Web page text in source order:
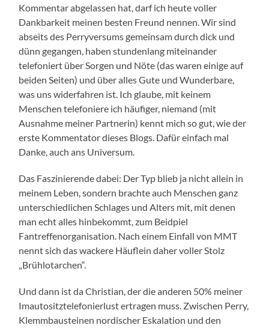
Kommentar abgelassen hat, darf ich heute voller
Dankbarkeit meinen besten Freund nennen. Wir sind
abseits des Perryversums gemeinsam durch dick und
dünn gegangen, haben stundenlang miteinander
telefoniert über Sorgen und Nöte (das waren einige auf
beiden Seiten) und über alles Gute und Wunderbare,
was uns widerfahren ist. Ich glaube, mit keinem
Menschen telefoniere ich häufiger, niemand (mit
Ausnahme meiner Partnerin) kennt mich so gut, wie der
erste Kommentator dieses Blogs. Dafür einfach mal
Danke, auch ans Universum.
Das Faszinierende dabei: Der Typ blieb ja nicht allein in
meinem Leben, sondern brachte auch Menschen ganz
unterschiedlichen Schlages und Alters mit, mit denen
man echt alles hinbekommt, zum Beidpiel
Fantreffenorganisation. Nach einem Einfall von MMT
nennt sich das wackere Häuflein daher voller Stolz
„Brühlotarchen“.
Und dann ist da Christian, der die anderen 50% meiner
Imautositztelefonierlust ertragen muss. Zwischen Perry,
Klemmbausteinen nordischer Eskalation und den